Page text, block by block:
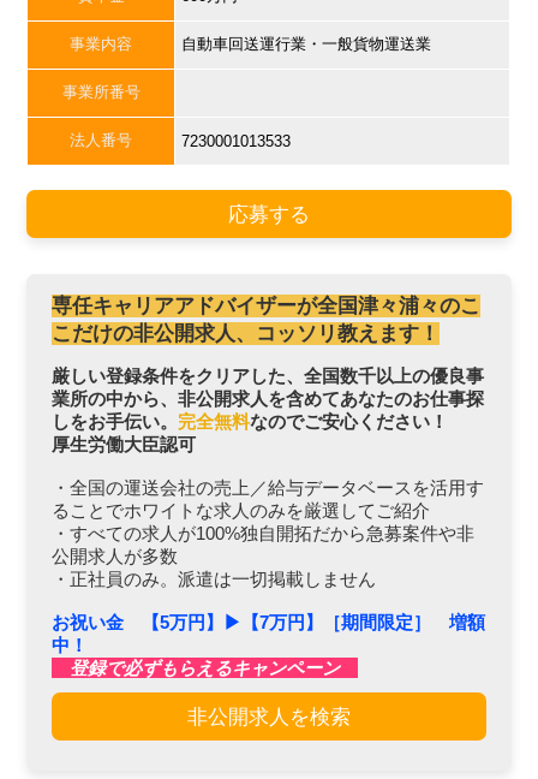
事業内容 自動車回送運行業・一般貨物運送業
事業所番号
法人番号 7230001013533
応募する
専任キャリアアドバイザーが全国津々浦々のこ
こだけの非公開求人、コッソリ教えます！
厳しい登録条件をクリアした、全国数千以上の優良事
業所の中から、非公開求人を含めてあなたのお仕事探
しをお手伝い。 完全無料なのでご安心ください！
厚生労働大臣認可
・全国の運送会社の売上／給与データベースを活用す
ることでホワイトな求人のみを厳選してご紹介
・すべての求人が100%独自開拓だから急募案件や非
公開求人が多数
・正社員のみ。派遣は一切掲載しません
お祝い金 【5万円】▶︎【7万円】［期間限定］ 増額
中！
登録で必ずもらえるキャンペーン
非公開求人を検索